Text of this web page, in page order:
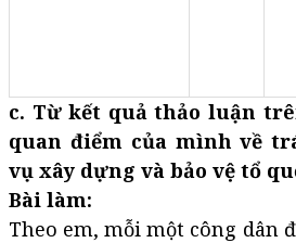
c. Từ kết quả thảo luận
quan điểm của mình về
vụ xây dựng và bảo vệ tổ
Bài làm:
Theo em, mỗi một công dân